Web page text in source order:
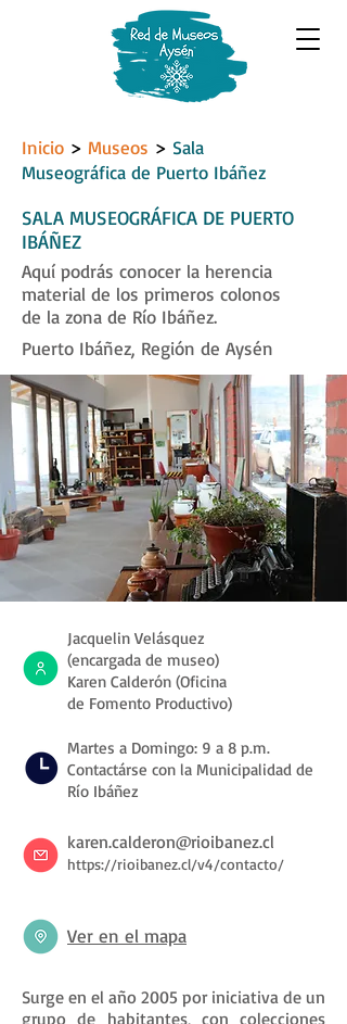
Inicio > Museos > Sala
Museográfica de Puerto Ibáñez
SALA MUSEOGRÁFICA DE PUERTO
IBÁÑEZ
Aquí podrás conocer la herencia
material de los primeros colonos
de la zona de Río Ibáñez.
Puerto Ibáñez, Región de Aysén
Jacquelin Velásquez
(encargada de museo)
Karen Calderón (Oficina
de Fomento Productivo)
Martes a Domingo: 9 a 8 p.m.
Contactárse con la Municipalidad de
Río Ibáñez
karen.calderon@rioibanez.cl
https://rioibanez.cl/v4/contacto/
Ver en el mapa
Surge en el año 2005 por iniciativa de un
grupo de habitantes, con colecciones